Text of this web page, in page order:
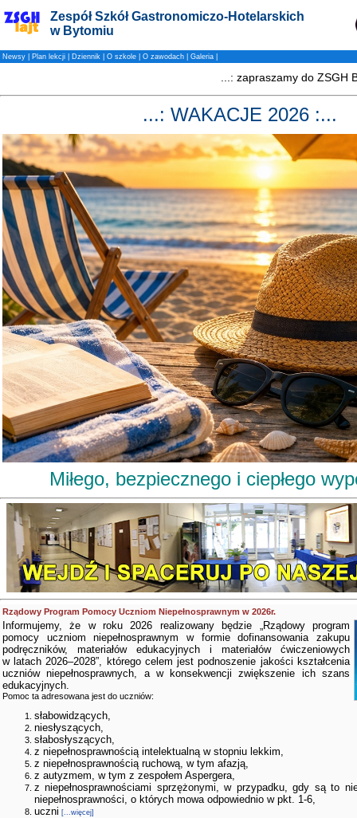
Zespół Szkół Gastronomiczo-Hotelarskich
w Bytomiu
Newsy Plan lekcji Dziennik O szkole O zawodach Galeria
...: WAKACJE 2026 :...
Miłego, bezpiecznego i ciepłego
Rządowy Program Pomocy Uczniom Niepełnosprawnym w 2026r.
Informujemy, że w roku 2026 realizowany będzie „Rządowy program
pomocy uczniom niepełnosprawnym w formie dofinansowania zakupu
podręczników, materiałów edukacyjnych i materiałów ćwiczeniowych
w latach 2026–2028”, którego celem jest podnoszenie jakości kształcenia
uczniów niepełnosprawnych, a w konsekwencji zwiększenie ich szans
edukacyjnych.
Pomoc ta adresowana jest do uczniów:
słabowidzących,
niesłyszących,
słabosłyszących,
z niepełnosprawnością intelektualną w stopniu lekkim,
z niepełnosprawnością ruchową, w tym afazją,
z autyzmem, w tym z zespołem Aspergera,
z niepełnosprawnościami sprzężonymi, w przypadku, gdy są to
niepełnosprawności, o których mowa odpowiednio w pkt. 1-6,
uczni [...więcej]